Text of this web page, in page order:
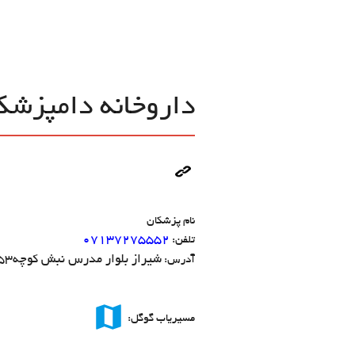
داروخانه
نام پزشکان
تلفن: ۰۷۱۳۷۲۷۵۵۵۲
آدرس: شیراز بلوار مدرس نبش کوچه53
مسیریاب گوگل: map